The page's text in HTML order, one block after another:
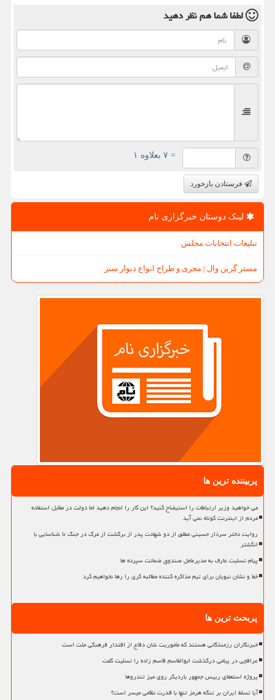
لطفا شما همنظر دهید
= ۷ بعلاوه ۱
فرستادن بازخورد
لینک دوستان خبرگزاری نام
تبلیغات انتخابات مجلس
مستر گرین وال | مجری و طراح انواع دیوار سبز
پربیننده ترین ها
می خواهید وزیر ارتباطات را استیضاح کنید؟ این کار را انجام دهید اما دولت در مقابل استفاده
مردم از اینترنت کوتاه نمی آید
روایت دختر سردار حسینی مطلق از دو شهادت پدر از برگشت از مرگ در جنگ تا شناسایی با
انگشتر
پیام تسلیت عارف به مدیرعامل صندوق ضمانت سپرده ها
خط و نشان نبویان برای تیم مذاکره کننده مطالبه گری را رها نخواهیم کرد
پربحث ترین ها
خبرنگاران رزمندگانی هستند که مأموریت شان دفاع از اقتدار فرهنگی ملت است
عراقچی در پیامی درگذشت ابوالقاسم قاسم زاده را تسلیت گفت
پروژه استعفای رییس جمهور باردیگر روی میز تندروها
آیا تسلط ایران بر تنگه هرمز تنها با قدرت نظامی میسر است؟